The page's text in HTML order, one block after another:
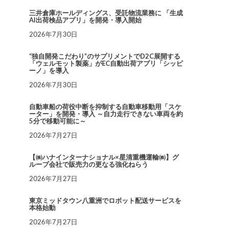
三井倉庫ホールディングス、受託物流業務に 「生成
AI出荷検品アプリ」を開発・導入開始
2026年7月30日
“独自開発こだわり”のサプリメントでD2C展開する
「ウェルモット製薬」がEC自動出荷アプリ「シッピ
ーノ」を導入
2026年7月30日
自動車船の荷役中断を抑制する自動車移動用「スケ
ーター」を開発・導入 ～自力走行できない車両を約
5分で移動可能に～
2026年7月27日
【㈱ハナインターナショナル×星清重機運輸㈱】グ
ループ会社で販売力の更なる強化ねらう
2026年7月27日
東京ミッドタウン八重洲でロボット配送サービスを
本格始動
2026年7月27日